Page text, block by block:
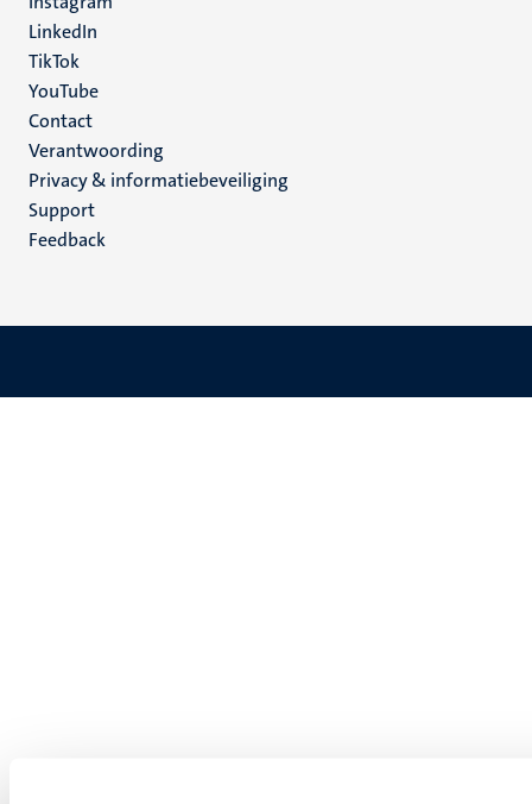
LinkedIn
TikTok
YouTube
Menu
footer
(NL)
Contact
Verantwoording
Privacy & informatiebeveiliging
Support
Feedback